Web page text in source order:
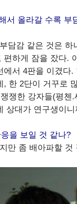
서 올라갈 수록 부
담감 같은 것은 하
편하게 잠을 잤다.
에서 4판을 이겼다.
, 한 2단이 거꾸로
쟁한 강자들(평첸.
상대가 연구생이니
을 보일 것 같나?
만 좀 배아파할 것